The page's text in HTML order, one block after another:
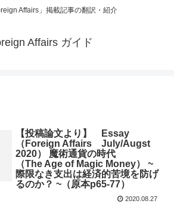
Affairs」掲載記事の翻訳・紹介
Affairs ガイド
【投稿論文より】 Essay
（Foreign Affairs July/Augst
2020） 魔術通貨の時代
（The Age of Magic Money） ~
際限なき支出は経済的苦境を防げ
るのか？ ~（原本p65-77）
2020.08.27